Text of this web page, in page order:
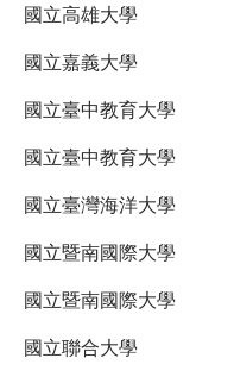
國立高雄大學
國立嘉義大學
國立臺中教育大學
國立臺中教育大學
國立臺灣海洋大學
國立暨南國際大學
國立暨南國際大學
國立聯合大學